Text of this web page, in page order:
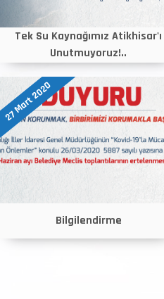
Tek Su Kaynağımız Atikhisar'ı
Unutmuyoruz!..
27 Mart 2020
Bilgilendirme